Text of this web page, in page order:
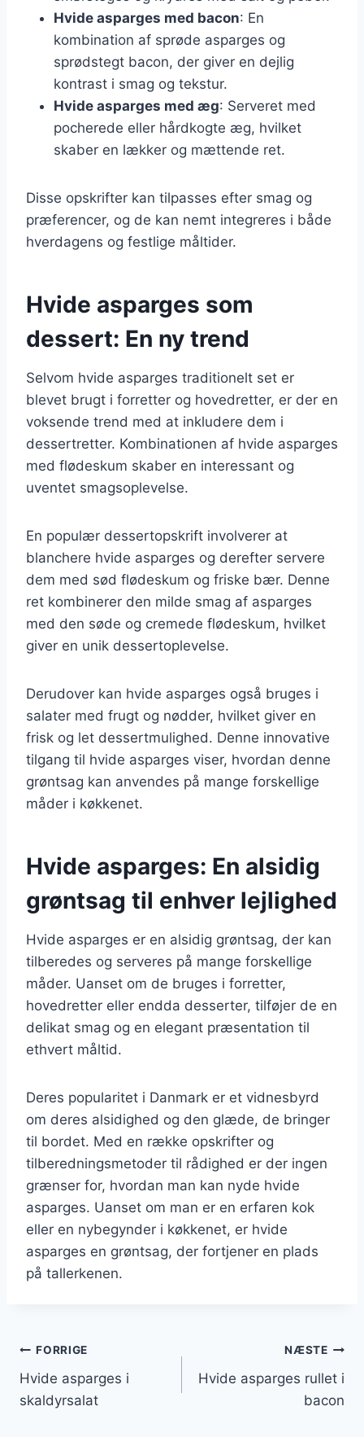
Hvide asparges med bacon: En
kombination af sprøde asparges og
sprødstegt bacon, der giver en dejlig
kontrast i smag og tekstur.
Hvide asparges med æg: Serveret med
pocherede eller hårdkogte æg, hvilket
skaber en lækker og mættende ret.
Disse opskrifter kan tilpasses efter smag og
præferencer, og de kan nemt integreres i både
hverdagens og festlige måltider.
Hvide asparges som
dessert: En ny trend
Selvom hvide asparges traditionelt set er
blevet brugt i forretter og hovedretter, er der en
voksende trend med at inkludere dem i
dessertretter. Kombinationen af hvide asparges
med flødeskum skaber en interessant og
uventet smagsoplevelse.
En populær dessertopskrift involverer at
blanchere hvide asparges og derefter servere
dem med sød flødeskum og friske bær. Denne
ret kombinerer den milde smag af asparges
med den søde og cremede flødeskum, hvilket
giver en unik dessertoplevelse.
Derudover kan hvide asparges også bruges i
salater med frugt og nødder, hvilket giver en
frisk og let dessertmulighed. Denne innovative
tilgang til hvide asparges viser, hvordan denne
grøntsag kan anvendes på mange forskellige
måder i køkkenet.
Hvide asparges: En alsidig
grøntsag til enhver lejlighed
Hvide asparges er en alsidig grøntsag, der kan
tilberedes og serveres på mange forskellige
måder. Uanset om de bruges i forretter,
hovedretter eller endda desserter, tilføjer de en
delikat smag og en elegant præsentation til
ethvert måltid.
Deres popularitet i Danmark er et vidnesbyrd
om deres alsidighed og den glæde, de bringer
til bordet. Med en række opskrifter og
tilberedningsmetoder til rådighed er der ingen
grænser for, hvordan man kan nyde hvide
asparges. Uanset om man er en erfaren kok
eller en nybegynder i køkkenet, er hvide
asparges en grøntsag, der fortjener en plads
på tallerkenen.
Indlægsnavigation
FORRIGE
Hvide asparges i
skaldyrsalat
NÆSTE
Hvide asparges rullet i
bacon